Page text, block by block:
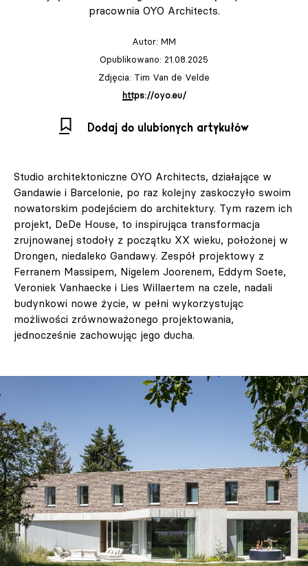
pracownia OYO Architects.
Autor: MM
Opublikowano: 21.08.2025
Zdjęcia: Tim Van de Velde
https://oyo.eu/
Dodaj do ulubionych artykułów
Studio architektoniczne OYO Architects, działające w
Gandawie i Barcelonie, po raz kolejny zaskoczyło swoim
nowatorskim podejściem do architektury. Tym razem ich
projekt, DeDe House, to inspirująca transformacja
zrujnowanej stodoły z początku XX wieku, położonej w
Drongen, niedaleko Gandawy. Zespół projektowy z
Ferranem Massipem, Nigelem Joorenem, Eddym Soete,
Veroniek Vanhaecke i Lies Willaertem na czele, nadali
budynkowi nowe życie, w pełni wykorzystując
możliwości zrównoważonego projektowania,
jednocześnie zachowując jego ducha.